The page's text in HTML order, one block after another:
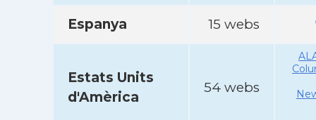
Espanya 15 webs
Estats Units
d'Amèrica
54 webs